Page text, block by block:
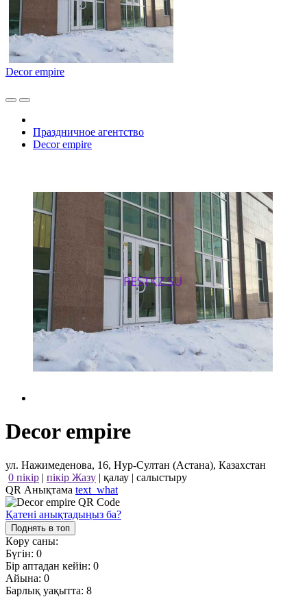
Decor empire
Праздничное агентство
Decor empire
Decor empire
ул. Нажимеденова, 16, Нур-Султан (Астана), Казахстан
0 пікір | пікір Жазу | қалау | салыстыру
QR Анықтама text_what
Қатені анықтадыңыз ба?
Поднять в топ
Көру саны:
Бүгін: 0
Бір аптадан кейін: 0
Айына: 0
Барлық уақытта: 8